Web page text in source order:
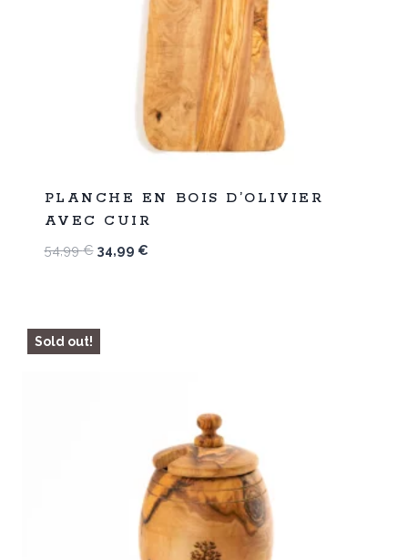
-
36
PLANCHE EN BOIS D’OLIVIER
AVEC CUIR
54,99€ Le
54,99 €.
34,99 €Le
Sold out!